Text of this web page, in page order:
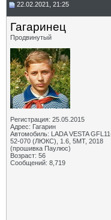
22.02.2021, 21:25
Гагаринец
Продвинутый
Регистрация: 25.05.2015
Адрес: Гагарин
Автомобиль: LADA VESTA
52-070 (ЛЮКС), 1.6, 5МТ, 2018
(прошивка Паулюс)
Возраст: 56
Сообщений: 8,719